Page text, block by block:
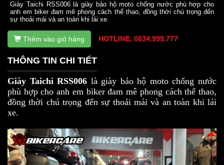
Giày Taichi RSS006 là giày bảo hộ moto chống nước phù hợp cho
anh em biker đam mê phong cách thể thao, đồng thời chú trọng đến
sự thoải mái và an toàn khi lái xe.
Thêm vào giỏ hàng HOTLINE: 0834.999.777
THÔNG TIN CHI TIẾT
Giày Taichi RSS006 là giày bảo hộ moto chống nước
phù hợp cho anh em biker đam mê phong cách thể thao,
đồng thời chú trọng đến sự thoải mái và an toàn khi lái
xe.